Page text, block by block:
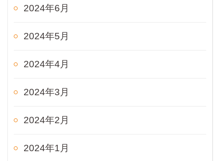
2024年6月
2024年5月
2024年4月
2024年3月
2024年2月
2024年1月